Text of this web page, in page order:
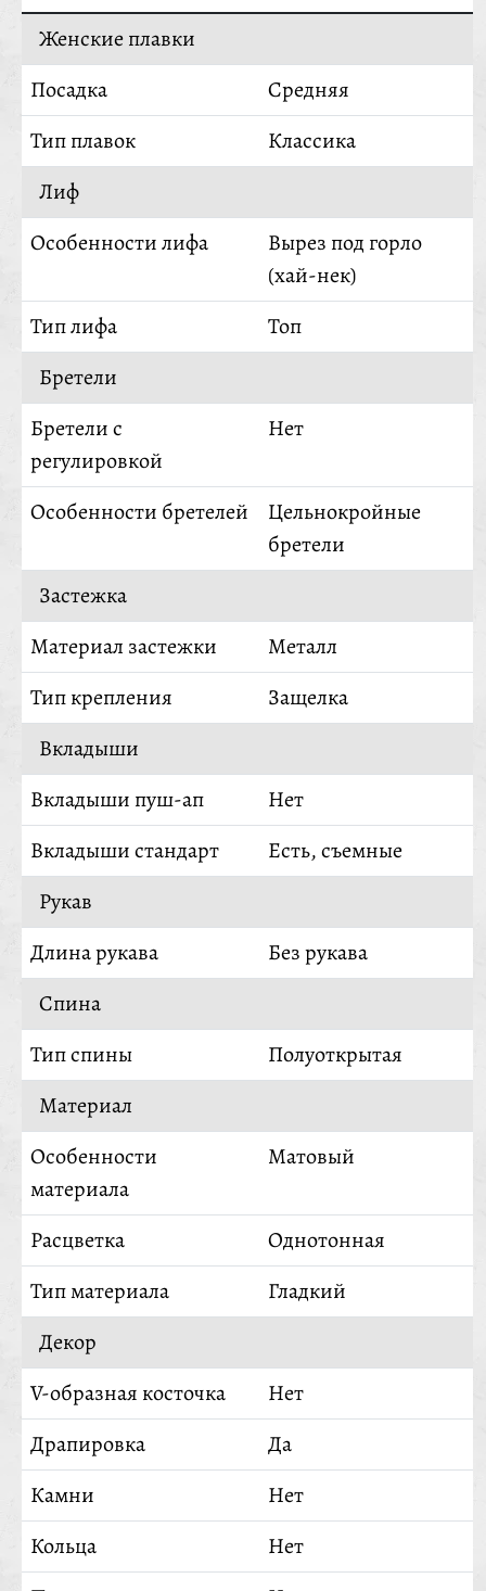
Женские плавки
Посадка
Средняя
Тип плавок
Классика
Лиф
Особенности лифа
Вырез под горло
(хай-нек)
Тип лифа
Топ
Бретели
Бретели с
регулировкой
Нет
Особенности бретелей
Цельнокройные
бретели
Застежка
Материал застежки
Металл
Тип крепления
Защелка
Вкладыши
Вкладыши пуш-ап
Нет
Вкладыши стандарт
Есть, съемные
Рукав
Длина рукава
Без рукава
Спина
Тип спины
Полуоткрытая
Материал
Особенности
материала
Матовый
Расцветка
Однотонная
Тип материала
Гладкий
Декор
V-образная косточка
Нет
Драпировка
Да
Камни
Нет
Кольца
Нет